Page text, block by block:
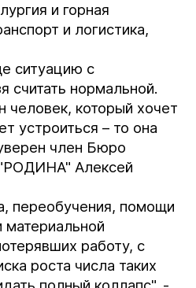
и горная
и логистика,
ситуацию с
считать нормальной.
человек, который хочет
устроиться – то она
член Бюро
Алексей
переобучения, помощи
материальной
работу, с
роста числа таких